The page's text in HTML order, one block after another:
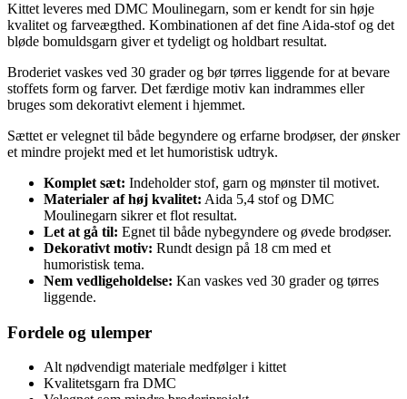
Kittet leveres med DMC Moulinegarn, som er kendt for sin høje
kvalitet og farveægthed. Kombinationen af det fine Aida-stof og det
bløde bomuldsgarn giver et tydeligt og holdbart resultat.
Broderiet vaskes ved 30 grader og bør tørres liggende for at bevare
stoffets form og farver. Det færdige motiv kan indrammes eller
bruges som dekorativt element i hjemmet.
Sættet er velegnet til både begyndere og erfarne brodøser, der ønsker
et mindre projekt med et let humoristisk udtryk.
Komplet sæt: Indeholder stof, garn og mønster til motivet.
Materialer af høj kvalitet: Aida 5,4 stof og DMC
Moulinegarn sikrer et flot resultat.
Let at gå til: Egnet til både nybegyndere og øvede brodøser.
Dekorativt motiv: Rundt design på 18 cm med et
humoristisk tema.
Nem vedligeholdelse: Kan vaskes ved 30 grader og tørres
liggende.
Fordele og ulemper
Alt nødvendigt materiale medfølger i kittet
Kvalitetsgarn fra DMC